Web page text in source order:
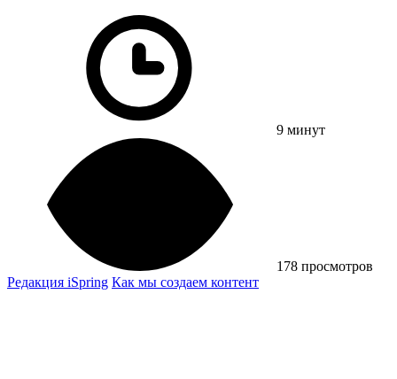
9 минут
178 просмотров
Редакция iSpring Как мы создаем контент